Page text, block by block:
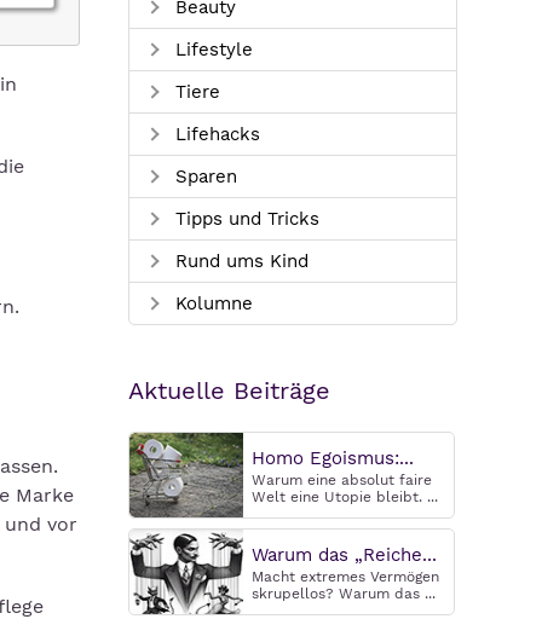
Marke
vor
Beauty
Lifestyle
Tiere
Lifehacks
Sparen
Tipps und Tricks
Rund ums Kind
Kolumne
Aktuelle Beiträge
Homo Egoismus:...
Warum eine absolut faire
Welt eine Utopie bleibt. ...
Warum das „Reiche...
Macht extremes Vermögen
skrupellos? Warum das ...